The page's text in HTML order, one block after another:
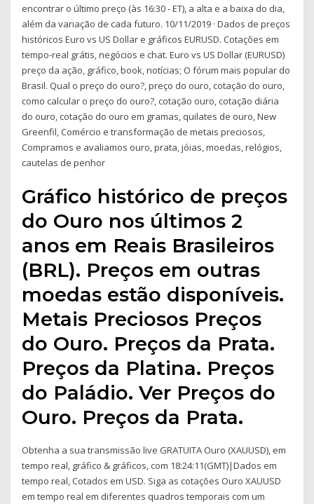
encontrar o último preço (às 16:30 - ET), a alta e a baixa do dia,
além da variação de cada futuro. 10/11/2019 · Dados de preços
históricos Euro vs US Dollar e gráficos EURUSD. Cotações em
tempo-real grátis, negócios e chat. Euro vs US Dollar (EURUSD)
preço da ação, gráfico, book, notícias; O fórum mais popular do
Brasil. Qual o preço do ouro?, preço do ouro, cotação do ouro,
como calcular o preço do ouro?, cotação ouro, cotação diária
do ouro, cotação do ouro em gramas, quilates de ouro, New
Greenfil, Comércio e transformação de metais preciosos,
Compramos e avaliamos ouro, prata, jóias, moedas, relógios,
cautelas de penhor
Gráfico histórico de preços
do Ouro nos últimos 2
anos em Reais Brasileiros
(BRL). Preços em outras
moedas estão disponíveis.
Metais Preciosos Preços
do Ouro. Preços da Prata.
Preços da Platina. Preços
do Paládio. Ver Preços do
Ouro. Preços da Prata.
Obtenha a sua transmissão live GRATUITA Ouro (XAUUSD), em
tempo real, gráfico & gráficos, com 18:24:11(GMT)|Dados em
tempo real, Cotados em USD. Siga as cotações Ouro XAUUSD
em tempo real em diferentes quadros temporais com um